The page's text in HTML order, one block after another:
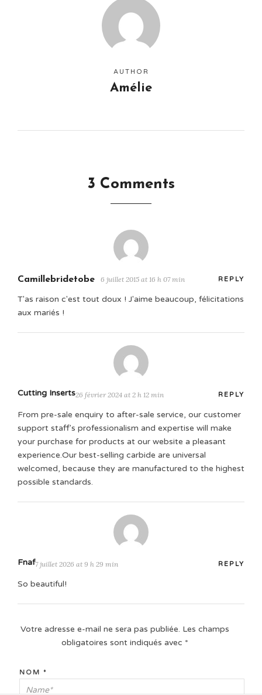
AUTHOR
Amélie
3 Comments
Camillebridetobe 6 juillet 2015 at 16 h 07 min REPLY
T'as raison c'est tout doux ! J'aime beaucoup, félicitations
aux mariés !
Cutting Inserts26 février 2024 at 2 h 12 min REPLY
From pre-sale enquiry to after-sale service, our customer
support staff's professionalism and expertise will make
your purchase for products at our website a pleasant
experience.Our best-selling carbide are universal
welcomed, because they are manufactured to the highest
possible standards.
Fnaf7 juillet 2026 at 9 h 29 min REPLY
So beautiful!
Votre adresse e-mail ne sera pas publiée. Les champs
obligatoires sont indiqués avec *
NOM *